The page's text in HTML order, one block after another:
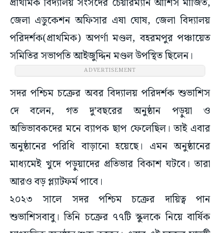
জেলা এডুকেশন অফিসার এষা ঘোষ, জেলা বিদ্যালয়
পরিদর্শক(প্রাথমিক) অপর্ণা মণ্ডল, বহরমপুর পঞ্চায়েত
সমিতির সভাপতি আইজুদ্দিন মণ্ডল উপস্থিত ছিলেন।
ADVERTISEMENT
সদর পশ্চিম চক্রের অবর বিদ্যালয় পরিদর্শক শুভাশিস
দে বলেন, গত দু’বছরের অনুষ্ঠান পড়ুয়া ও
অভিভাবকদের মনে ব্যাপক ছাপ ফেলেছিল। তাই এবার
অনুষ্ঠানের পরিধি বাড়ানো হয়েছে। এমন অনুষ্ঠানের
মাধ্যমেই খুদে পড়ুয়াদের প্রতিভার বিকাশ ঘটবে। তারা
আরও বড় প্ল্যাটফর্ম পাবে।
২০২৩ সালে সদর পশ্চিম চক্রের দায়িত্ব পান
শুভাশিসবাবু। তিনি চক্রের ৭৭টি স্কুলকে নিয়ে বার্ষিক